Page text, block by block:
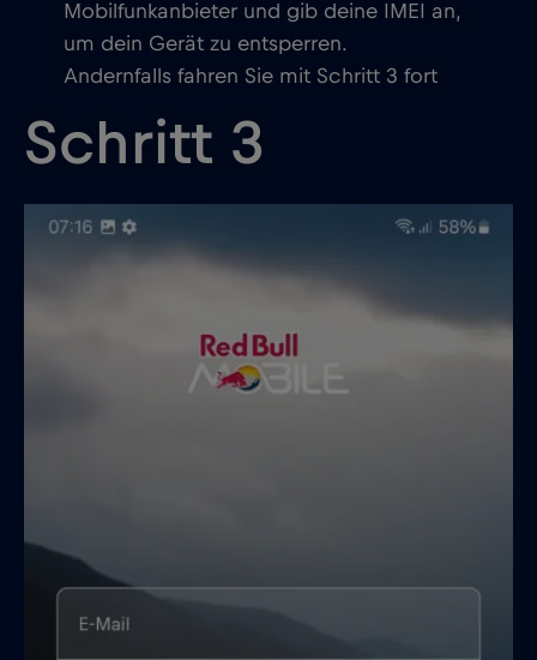
Mobilfunkanbieter und gib deine IMEI an,
um dein Gerät zu entsperren.
Andernfalls fahren Sie mit Schritt 3 fort
Schritt 3